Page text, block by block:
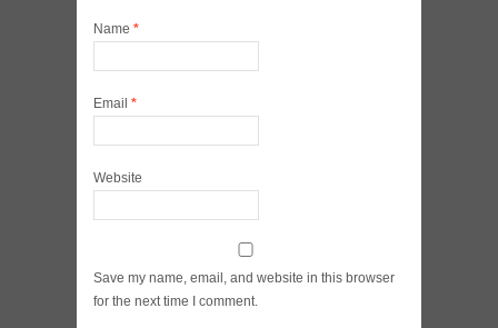
Name *
Email *
Website
Save my name, email, and website in this browser
for the next time I comment.